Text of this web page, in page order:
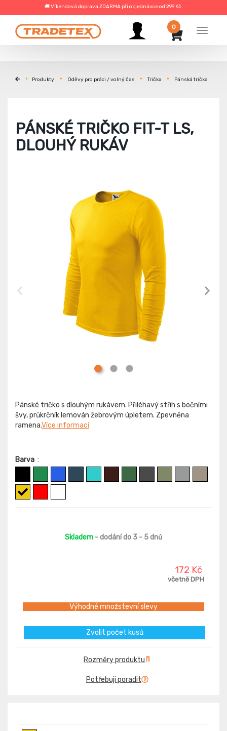
🚚 Víkendová doprava ZDARMA při objednávce od 299 Kč.
Menu
0
Produkty Oděvy pro práci / volný čas Trička Pánská trička
PÁNSKÉ TRIČKO FIT-T LS,
DLOUHÝ RUKÁV
Pánské tričko s dlouhým rukávem. Přiléhavý střih s bočními
švy, průkrčník lemován žebrovým úpletem. Zpevněna
ramena.Více informací
Barva :
Skladem - dodání do 3 - 5 dnů
172 Kč
včetně DPH
Výhodné množstevní slevy
Zvolit počet kusů
Rozměry produktu
Potřebuji poradit